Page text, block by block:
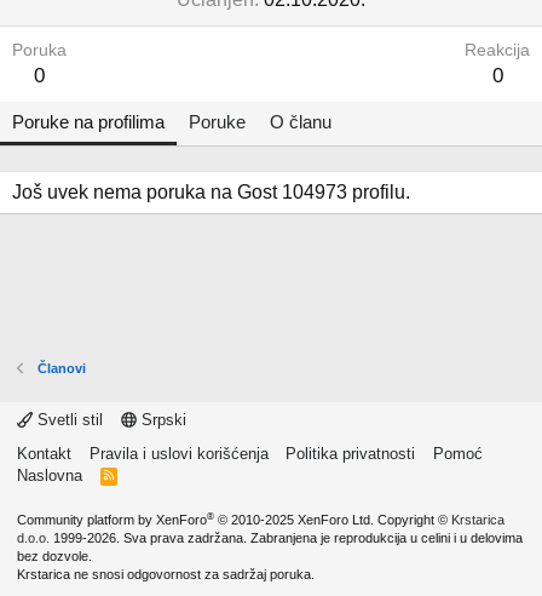
Poruka
0
Reakcija
0
Poruke na profilima Poruke O članu
Još uvek nema poruka na Gost 104973 profilu.
Članovi
Svetli stil
Srpski
Kontakt
Pravila i uslovi korišćenja Politika privatnosti
Pomoć
Naslovna
R
Community platform by XenForo® © 2010-2025 XenForo Ltd. Copyright © Krstarica
d.o.o. 1999-2026. Sva prava zadržana. Zabranjena je reprodukcija u celini i u delovima
bez dozvole.
Krstarica ne snosi odgovornost za sadržaj poruka.